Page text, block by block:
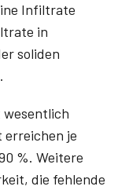
Infiltrate
in
soliden
je
%. Weitere
die fehlende